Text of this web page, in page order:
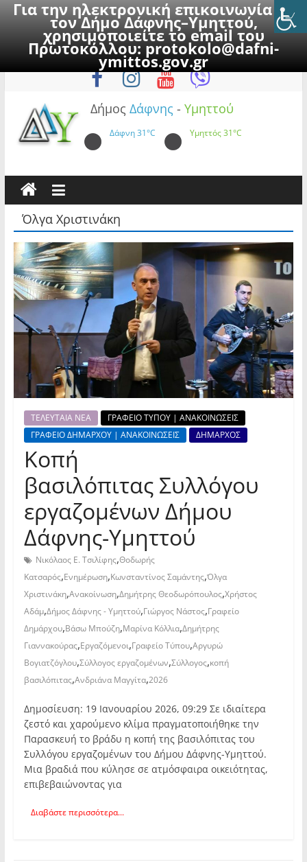
Για την ηλεκτρονική επικοινωνία με
τον Δήμο Δάφνης–Υμηττού,
χρησιμοποιείτε το email του
Πρωτοκόλλου:protokolo@dafni-
ymittos.gov.gr
to
Παρασκευή, 7 Αυγούστου 2026
Δήμος Δάφνης - Υμηττού
Δάφνη31°C Υμηττός31°C
Όλγα Χριστινάκη
ΤΕΛΕΥΤΑΙΑ ΝΕΑ
ΓΡΑΦΕΙΟ ΤΥΠΟΥ | ΑΝΑΚΟΙΝΩΣΕΙΣ
ΓΡΑΦΕΙΟ ΔΗΜΑΡΧΟΥ | ΑΝΑΚΟΙΝΩΣΕΙΣ
ΔΗΜΑΡΧΟΣ
Κοπή
βασιλόπιτας Συλλόγου
εργαζομένων Δήμου
Δάφνης-Υμηττού
Νικόλαος Ε. Τσιλίφης,Θοδωρής
Κατσαρός,Ενημέρωση,Κωνσταντίνος Σαμάντης,Όλγα
Χριστινάκη,Ανακοίνωση,Δημήτρης Θεοδωρόπουλος,Χρήστος
Αδάμ,Δήμος Δάφνης - Υμηττού,Γιώργος Νάστος,Γραφείο
Δημάρχου,Βάσω Μπούζη,Μαρίνα Κόλλια,Δημήτρης
Γιαννακούρας,Εργαζόμενοι,Γραφείο Τύπου,Αργυρώ
Βογιατζόγλου,Σύλλογος εργαζομένων,Σύλλογος,κοπή
βασιλόπιτας,Ανδριάνα Μαγγίτα,2026
Δημοσίευση: 19 Ιανουαρίου 2026, 09:29 Σε ιδιαίτερα
ζεστό και χαρούμενο κλίμα πραγματοποιήθηκε την
Παρασκευή το βράδυ η κοπή της βασιλόπιτας του
Συλλόγου εργαζομένων του Δήμου Δάφνης-Υμηττού.
Μια βραδιά που κύλησε σε ατμόσφαιρα οικειότητας,
επιβεβαιώνοντας για
Διαβάστε περισσότερα...